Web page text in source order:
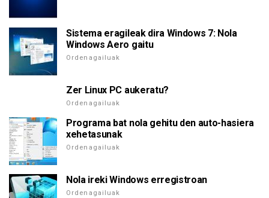
Sistema eragileak dira Windows 7: Nola
Windows Aero gaitu
Ordenagailuak
Zer Linux PC aukeratu?
Ordenagailuak
Programa bat nola gehitu den auto-hasiera
xehetasunak
Ordenagailuak
Nola ireki Windows erregistroan
Ordenagailuak